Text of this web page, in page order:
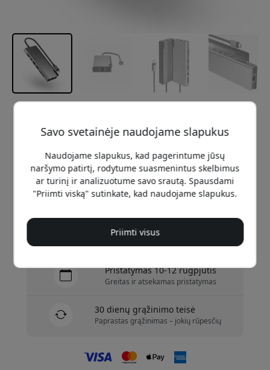
139.99 EUR
Pirkti dabar
Yra sandėlyje – paruošta išsiųsti
Pristatymas 9.99 EUR į Lietuva
Pristatymas 10-12 rugpjūtis
Greitas ir atsekamas pristatymas
30 dienų grąžinimo teisė
Paprastas grąžinimas – jokių rūpesčių
Savo svetainėje naudojame slapukus
Naudojame slapukus, kad pagerintume jūsų
naršymo patirtį, rodytume suasmenintus skelbimus
ar turinį ir analizuotume savo srautą. Spausdami
"Priimti viską" sutinkate, kad naudojame slapukus.
Priimti visus